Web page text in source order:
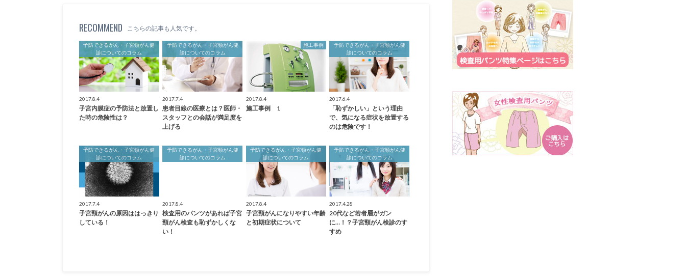
RECOMMEND こちらの記事も人気です。
予防できるがん・子宮頸がん健
診についてのコラム
2017.8.4
子宮内膜症の予防法と放置し
た時の危険性は？
予防できるがん・子宮頸がん健
診についてのコラム
2017.7.4
患者目線の医療とは？医師・
スタッフとの会話が満足度を
上げる
施工事例
2017.8.4
施工事例 1
予防できるがん・子宮頸がん健
診についてのコラム
2017.6.4
「恥ずかしい」という理由
で、気になる症状を放置する
のは危険です！
予防できるがん・子宮頸がん健
診についてのコラム
2017.7.4
子宮頸がんの原因ははっきり
している！
予防できるがん・子宮頸がん健
診についてのコラム
2017.8.4
検査用のパンツがあれば子宮
頸がん検査も恥ずかしくな
い！
予防できるがん・子宮頸がん健
診についてのコラム
2017.8.4
子宮頸がんになりやすい年齢
と初期症状について
予防できるがん・子宮頸がん健
診についてのコラム
2017.4.28
20代など若者層がガン
に…！？子宮頸がん検診のす
すめ